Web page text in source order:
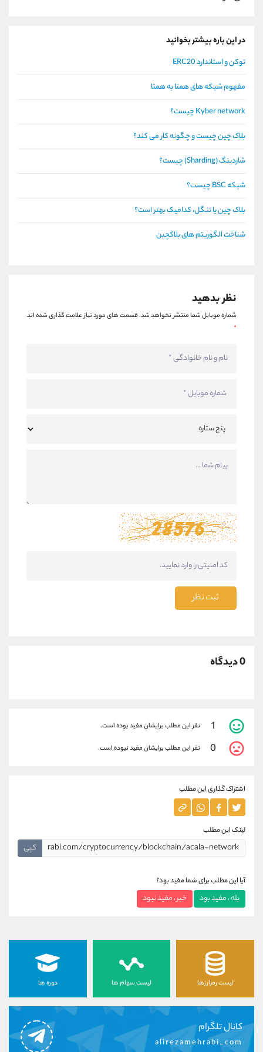
در این باره بیشتر بخوانید
توکن و استاندارد ERC20
مفهوم شبکه های همتا به همتا
Kyber network چیست؟
بلاک چین چیست و چگونه کار می کند؟
شاردینگ (Sharding) چیست؟
شبکه BSC چیست؟
بلاک چین یا تنگل، کدامیک بهتر است؟
شناخت الگوریتم های بلاکچین
نظر بدهید
شماره موبایل شما منتشر نخواهد شد.قسمت های مورد نیاز علامت گذاری شده اند
*
ثبت نظر
0 دیدگاه
1 نفر این مطلب برایشان مفید بوده است.
0 نفر این مطلب برایشان مفید نبوده است.
اشتراک گذاری این مطلب
لینک این مطلب
کپی
آیا این مطلب برای شما مفید بود؟
بله ، مفید بود خیر ، مفید نبود
لیست رمزارزها لیست سهام ها دوره ها
کانال تلگرام
alirezamehrabi_com